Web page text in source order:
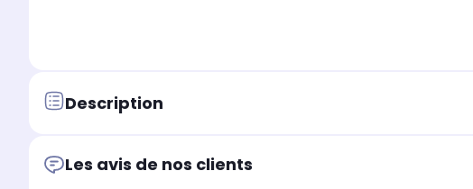
Description
Les avis de nos clients